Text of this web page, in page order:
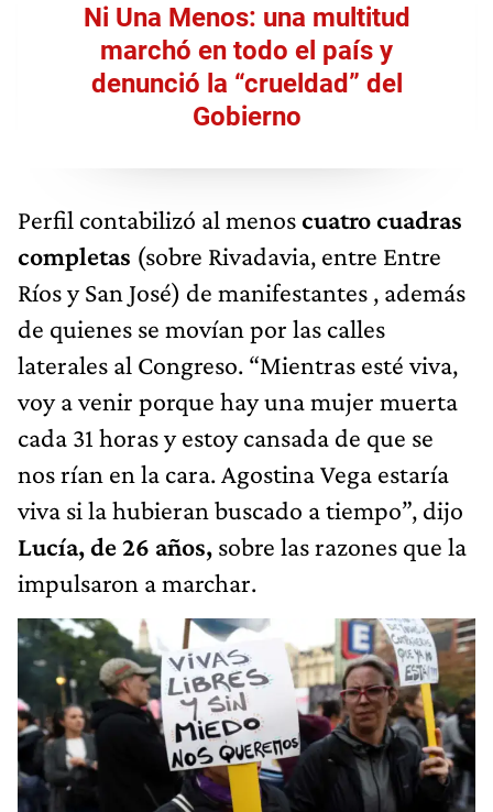
Ni Una Menos: una multitud
marchó en todo el país y
denunció la “crueldad” del
Gobierno
Perfil contabilizó al menoscuatro cuadras
completas (sobre Rivadavia, entre Entre
Ríos y San José) de manifestantes , además
de quienes se movían por las calles
laterales al Congreso. “Mientras esté viva,
voy a venir porque hay una mujer muerta
cada 31 horas y estoy cansada de que se
nos rían en la cara. Agostina Vega estaría
viva si la hubieran buscado a tiempo”, dijo
Lucía, de 26 años, sobre las razones que la
impulsaron a marchar.